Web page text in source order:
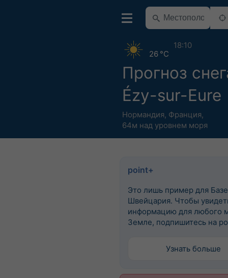
Прогноз
Ézy-sur-Eure
Нормандия, Франция,
64м над уровнем моря
26 °C
18:10
point+
Это лишь пример для
Швейцария. Чтобы
информацию для любого
Земле, подпишитесь на
Узнать больше